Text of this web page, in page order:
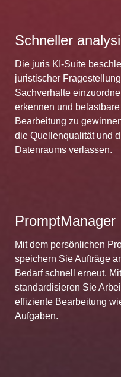
Schneller
Die juris KI-Suite
juristischer
Sachverhalte
erkennen und
Bearbeitung zu
die Quellenqualität und
Datenraums verlassen.
PromptManager
Mit dem persönlichen
speichern Sie Aufträge
Bedarf schnell erneut.
standardisieren Sie
effiziente Bearbeitung
Aufgaben.